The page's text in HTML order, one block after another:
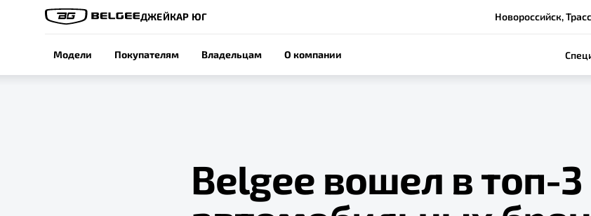
ДЖЕЙКАР ЮГ Новороссийск,
Модели Покупателям Владельцам О компании
Belgee вошел в топ-3